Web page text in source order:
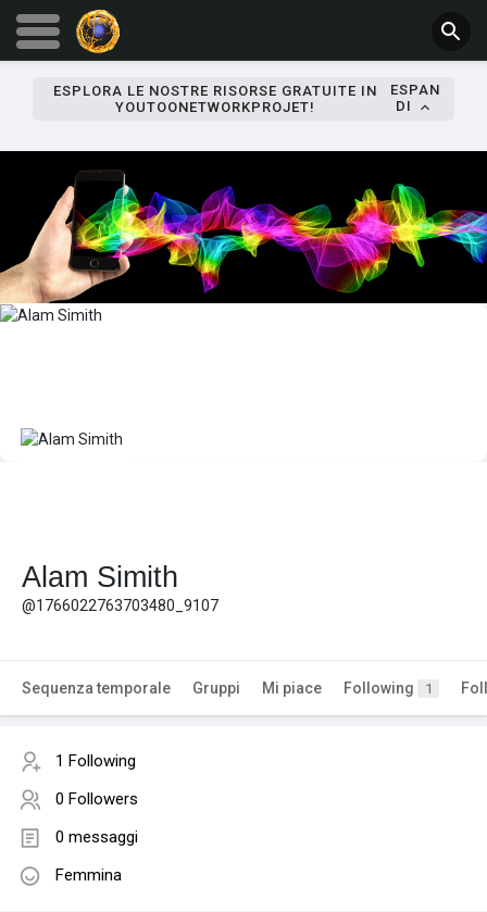
ESPLORA LE NOSTRE RISORSE GRATUITE IN
YOUTOONETWORKPROJET!
ESPAN
DI
Alam Simith
@1766022763703480_9107
Sequenza temporale Gruppi Mi piace Following 1
1 Following
0 Followers
0 messaggi
Femmina